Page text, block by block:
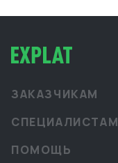
ЗАКАЗЧИКАМ
СПЕЦИАЛИСТАМ
ПОМОЩЬ